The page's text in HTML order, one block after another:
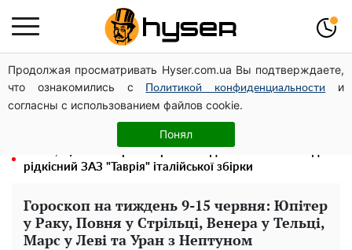
Продолжая просматривать Hyser.com.ua Вы подтверждаете,
что ознакомились с
Политикой конфиденциальности
и
согласны с использованием файлов cookie.
Понял
Олена Тополя злив відео – це далеко не все: фронтмен
"Антитіла" Тарас Тополя став наступним
Повністю гола Анна Трінчер блиснула "принадами":
таких розмірів ви ще не бачили
рідкісний ЗАЗ "Таврія" італійської збірки
Гороскоп на тиждень 9-15 червня: Юпітер
у Раку, Повня у Стрільці, Венера у Тельці,
Марс у Леві та Уран з Нептуном